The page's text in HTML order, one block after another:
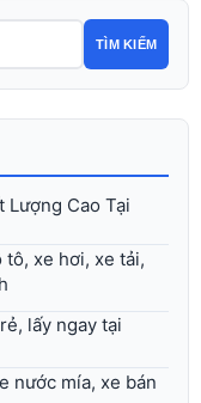
TÌM KIẾM
Lượng Cao Tại
tô, xe hơi, xe tải,
lấy ngay tại
nước mía, xe bán